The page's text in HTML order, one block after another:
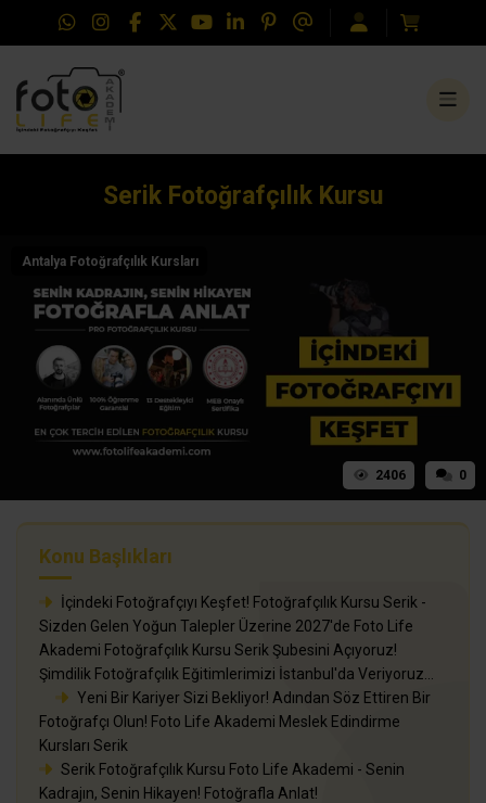
Serik Fotoğrafçılık Kursu
Antalya Fotoğrafçılık Kursları
2406 0
Konu Başlıkları
İçindeki Fotoğrafçıyı Keşfet! Fotoğrafçılık Kursu Serik -
Sizden Gelen Yoğun Talepler Üzerine 2027'de Foto Life
Akademi Fotoğrafçılık Kursu Serik Şubesini Açıyoruz!
Şimdilik Fotoğrafçılık Eğitimlerimizi İstanbul'da Veriyoruz...
Yeni Bir Kariyer Sizi Bekliyor! Adından Söz Ettiren Bir
Fotoğrafçı Olun! Foto Life Akademi Meslek Edindirme
Kursları Serik
Serik Fotoğrafçılık Kursu Foto Life Akademi - Senin
Kadrajın, Senin Hikayen! Fotoğrafla Anlat!